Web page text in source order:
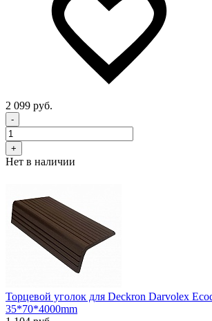
2 099 руб.
-
+
Нет в наличии
Торцевой уголок для Deckron Darvolex
35*70*4000mm